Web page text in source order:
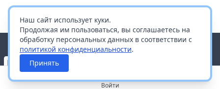
Наш сайт использует куки.
Продолжая им пользоваться, вы соглашаетесь на
обработку персональных данных в соответствии с
политикой конфиденциальности.
Принять
Войти